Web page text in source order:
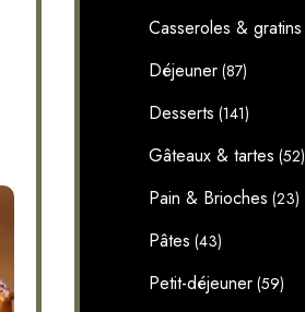
Casseroles & gratins
Déjeuner (87)
Desserts (141)
Gâteaux & tartes (52)
Pain & Brioches (23)
Pâtes (43)
Petit-déjeuner (59)